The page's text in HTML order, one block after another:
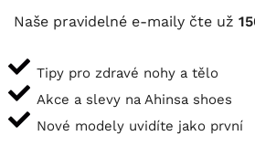
Naše pravidelné e-maily čte už
Tipy pro zdravé nohy a tělo
Akce a slevy na Ahinsa shoes
Nové modely uvidíte jako první